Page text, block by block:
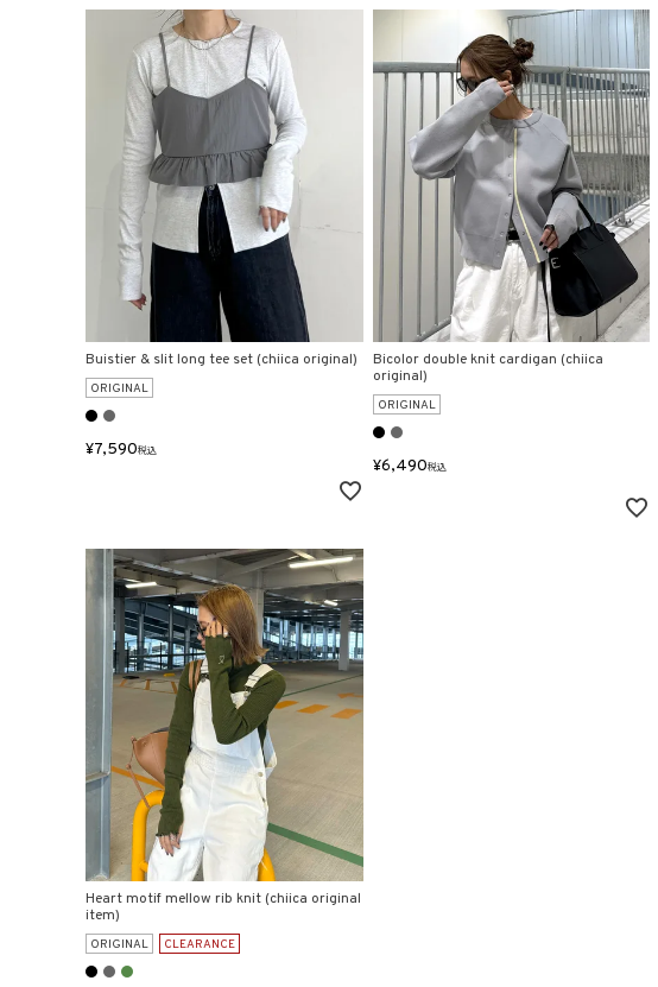
Buistier & slit long tee set (chiica original)
ORIGINAL
¥7,590税込
Bicolor double knit cardigan (chiica
original)
ORIGINAL
¥6,490税込
Heart motif mellow rib knit (chiica original
item)
ORIGINAL CLEARANCE